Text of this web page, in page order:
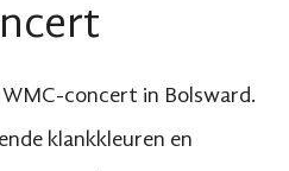
concert in Bolsward.
klankkleuren en